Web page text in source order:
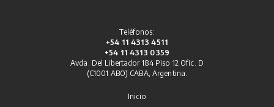
Teléfonos:
+54 11 4313 4511
+54 11 4313 0359
Avda. Del Libertador 184 Piso 12 Ofic. D
(C1001 ABO) CABA, Argentina.
Inicio